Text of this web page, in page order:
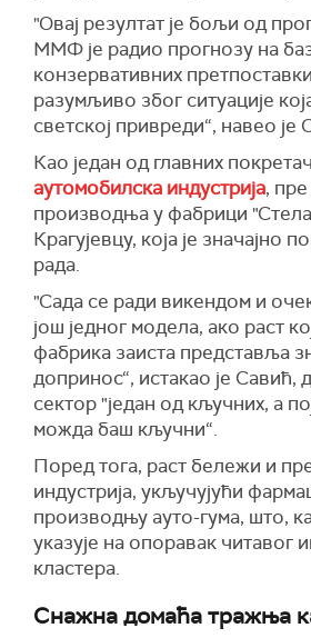
"Овај резултат је бољи од
ММФ је радио прогнозу на
конзервативних
разумљиво због ситуације
светској привреди“, навео је
Као један од главних
аутомобилска индустрија,
производња у фабрици
Крагујевцу, која је значајно
рада.
"Сада се ради викендом и
још једног модела, ако раст
фабрика заиста представља
допринос“, истакао је Савић,
сектор "један од кључних, а
можда баш кључни“.
Поред тога, раст бележи и
индустрија, укључујући
производњу ауто-гума, што,
указује на опоравак читавог
кластера.
Снажна домаћа тражња